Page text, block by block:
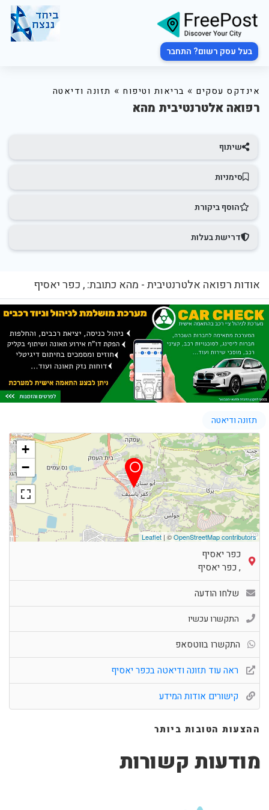
בעל עסק רשום? התחבר
אינדקס עסקים » בריאות וטיפוח » תזונה ודיאטה
רפואה אלטרנטיבית מהא
שיתוף
סימניות
הוסף ביקורת
דרישת בעלות
אודות רפואה אלטרנטיבית - מהא כתובת: , כפר יאסיף
תזונה ודיאטה
+
−
Leaflet | ©OpenStreetMap contributors
כפר יאסיף
, כפר יאסיף
שלחו הודעה
התקשרו עכשיו
התקשרו בווטסאפ
ראה עוד תזונה ודיאטה בכפר יאסיף
קישורים אודות המידע
ההצעות הטובות ביותר
מודעות קשורות